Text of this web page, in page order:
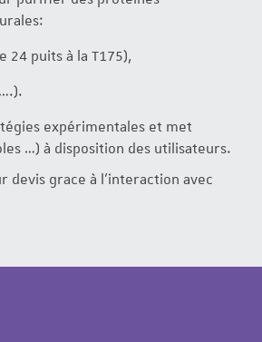
24 puits à la T175),
expérimentales et met
…) à disposition des utilisateurs.
devis grace à l'interaction avec